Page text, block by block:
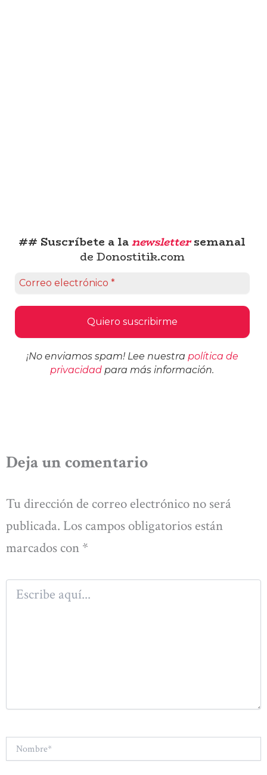
## Suscríbete a lanewslettersemanal
de Donostitik.com
¡No enviamos spam! Lee nuestra política de
privacidad para más información.
Deja un comentario
Tu dirección de correo electrónico no será
publicada. Los campos obligatorios están
marcados con *
Escribe
aquí...